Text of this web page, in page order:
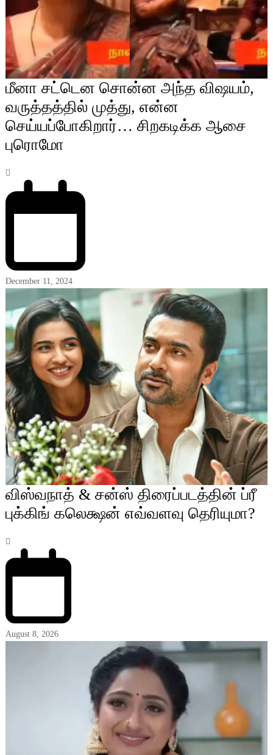
மீனா சட்டென சொன்ன அந்த விஷயம்,
வருத்தத்தில் முத்து, என்ன
செய்யப்போகிறார்… சிறகடிக்க ஆசை
புரொமோ
December 11, 2024
விஸ்வநாத் & சன்ஸ் திரைப்படத்தின் ப்ரீ
புக்கிங் கலெக்ஷன் எவ்வளவு தெரியுமா?
August 8, 2026